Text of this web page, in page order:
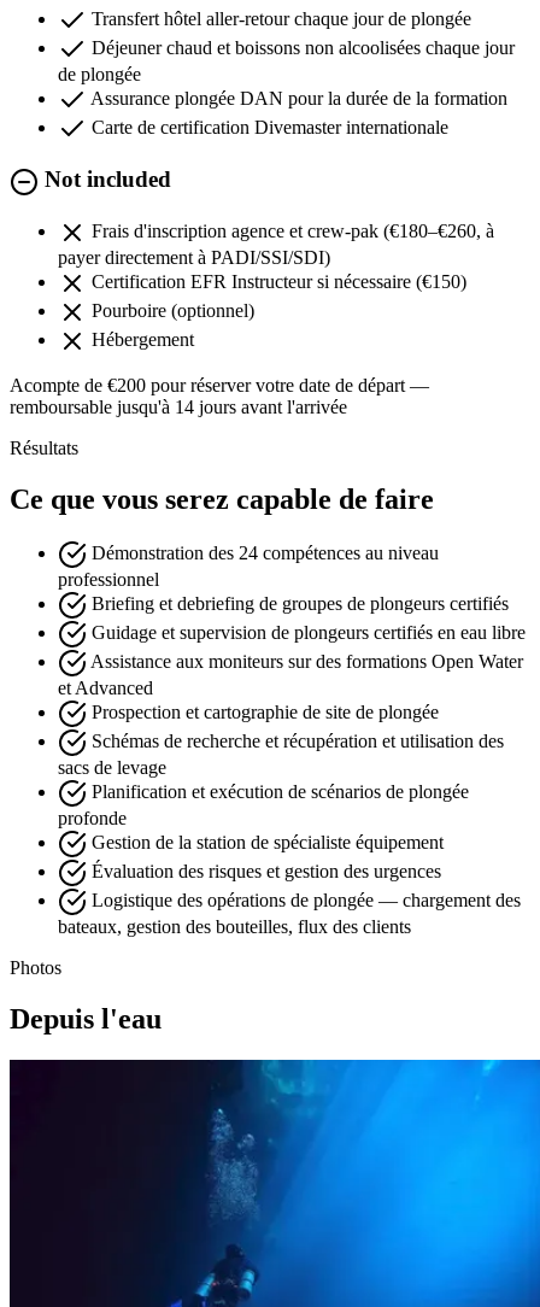
Transfert hôtel aller-retour chaque jour de plongée
Déjeuner chaud et boissons non alcoolisées chaque jour
de plongée
Assurance plongée DAN pour la durée de la formation
Carte de certification Divemaster internationale
Not included
Frais d'inscription agence et crew-pak (€180–€260, à
payer directement à PADI/SSI/SDI)
Certification EFR Instructeur si nécessaire (€150)
Pourboire (optionnel)
Hébergement
Acompte de €200 pour réserver votre date de départ —
remboursable jusqu'à 14 jours avant l'arrivée
Résultats
Ce que vous serez capable de faire
Démonstration des 24 compétences au niveau
professionnel
Briefing et debriefing de groupes de plongeurs certifiés
Guidage et supervision de plongeurs certifiés en eau libre
Assistance aux moniteurs sur des formations Open Water
et Advanced
Prospection et cartographie de site de plongée
Schémas de recherche et récupération et utilisation des
sacs de levage
Planification et exécution de scénarios de plongée
profonde
Gestion de la station de spécialiste équipement
Évaluation des risques et gestion des urgences
Logistique des opérations de plongée — chargement des
bateaux, gestion des bouteilles, flux des clients
Photos
Depuis l'eau